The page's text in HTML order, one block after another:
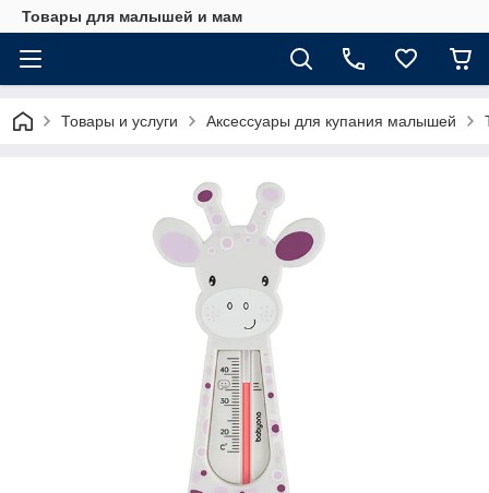
Товары для малышей и мам
Товары и услуги Аксессуары для купания малышей